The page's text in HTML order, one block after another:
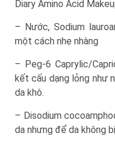
Diary Amino Acid
– Nước, Sodium
một cách nhẹ nhàng
– Peg-6 Caprylic/
kết cấu dạng lỏng như
da khô.
– Disodium
da nhưng để da không